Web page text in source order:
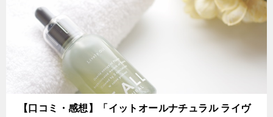
【口コミ・感想】「イットオールナチュラル ライヴ